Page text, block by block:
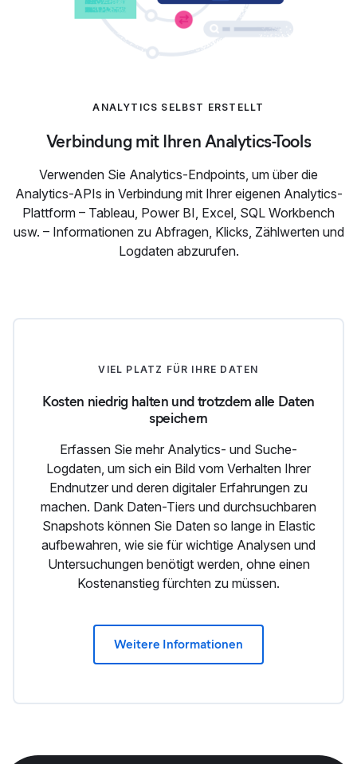
ANALYTICS SELBST ERSTELLT
Verbindung mit Ihren Analytics-Tools
Verwenden Sie Analytics-Endpoints, um über die
Analytics-APIs in Verbindung mit Ihrer eigenen Analytics-
Plattform – Tableau, Power BI, Excel, SQL Workbench
usw. – Informationen zu Abfragen, Klicks, Zählwerten und
Logdaten abzurufen.
VIEL PLATZ FÜR IHRE DATEN
Kosten niedrig halten und trotzdem alle Daten
speichern
Erfassen Sie mehr Analytics- und Suche-
Logdaten, um sich ein Bild vom Verhalten Ihrer
Endnutzer und deren digitaler Erfahrungen zu
machen. Dank Daten-Tiers und durchsuchbaren
Snapshots können Sie Daten so lange in Elastic
aufbewahren, wie sie für wichtige Analysen und
Untersuchungen benötigt werden, ohne einen
Kostenanstieg fürchten zu müssen.
Weitere Informationen